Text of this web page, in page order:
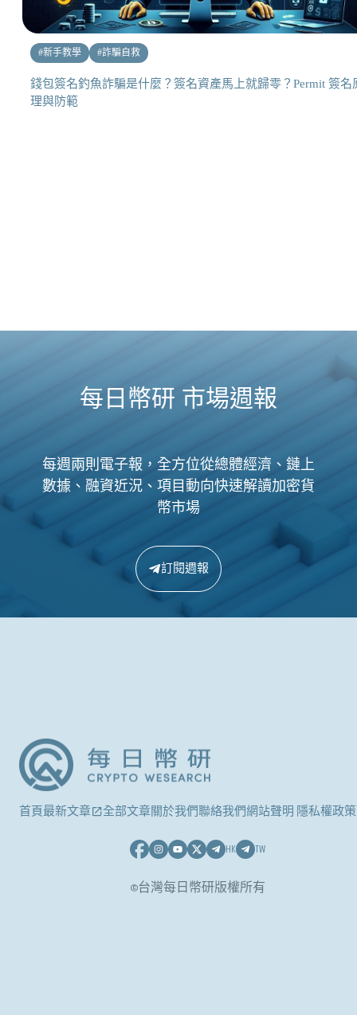
#新手教學 #詐騙自救
錢包簽名釣魚詐騙是什麼？簽名資產馬上就歸零？Permit 簽名
理與防範
每日幣研 市場週報
每週兩則電子報，全方位從總體經濟、鏈上
數據、融資近況、項目動向快速解讀加密貨
幣市場
訂閱週報
首頁最新文章 全部文章關於我們聯絡我們網站聲明 隱私權政策
HK TW
©台灣每日幣研版權所有